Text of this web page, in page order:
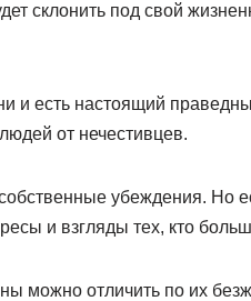
склонить под свой
и есть настоящий
от нечестивцев.
убеждения. Но
и взгляды тех, кто
можно отличить по их